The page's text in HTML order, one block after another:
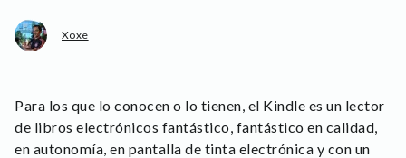
Xoxe
Para los que lo conocen o lo tienen, el Kindle es un lector
de libros electrónicos fantástico, fantástico en calidad,
en autonomía, en pantalla de tinta electrónica y con un